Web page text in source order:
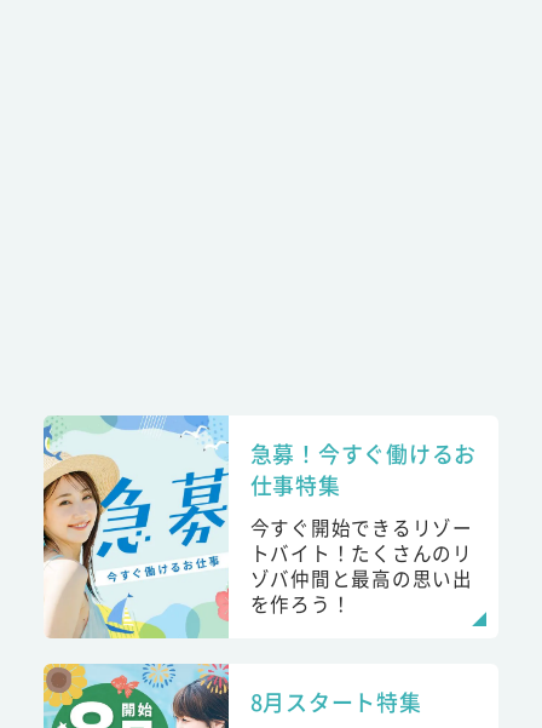
急募！今すぐ働けるお
仕事特集
今すぐ開始できるリゾー
トバイト！たくさんのリ
ゾバ仲間と最高の思い出
を作ろう！
8月スタート特集